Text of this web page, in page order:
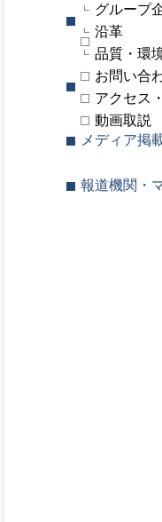
グループ
沿革
品質・環
お問い合
アクセス
動画取説
メディア掲
報道機関・